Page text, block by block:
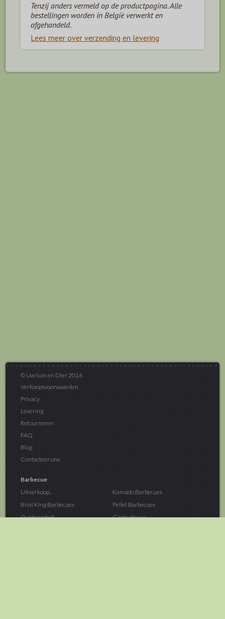
Tenzij anders vermeld op de productpagina. Alle
bestellingen worden in België verwerkt en
afgehandeld.
Lees meer over verzending en levering
© Uw tuin en Dier 2026
Verkoopsvoorwaarden
Privacy
Levering
Retourneren
FAQ
Blog
Contacteer ons
Barbecue
Uitverkoop...
Broil King Barbecues
Outdoorchef...
Kamado Barbecues
Pellet Barbecues
Gasbarbecue